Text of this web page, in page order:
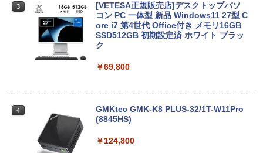
￥1,964
Xiaomi シャオミ REDMI Buds 8 Lite ワイヤ
リング ANC 36時間再生
BUGS LIFE
￥250
コカ・コーラ やかんの麦茶 from 爽健美茶 ラ
ベルレス 650mlPET×24本
￥2,009
スーパーの裏でヤニ吸うふたり 9巻 (デジタル
版ビッグガンガンコミックス)
￥810
富士通 LIFEBOOK U748 高性能第7世代
Core i5-7300U カメラ内蔵 メモリ最大16
GB SSD1TB 薄い軽い FHD液晶 type-C
WIFI Bluetooth 中古ノートパソコン Off
ice付き 5GWIFI Bluetooth最新Microso
【マラソンセール期間中ポイント5倍】中
リ16GB M.2 SSD256GB 13.3インチ フ
3
[VETESA正規販売店]デスクトップパソ
コン PC 一体型 新品 Windows11 27型 C
ore i7 第4世代 Office付き メモリ16GB
SSD512GB 初期設定済 ホワイト ブラッ
ク
￥69,800
4
GMKtec GMK-K8 PLUS-32/1T-W11Pro
(8845HS)
￥124,800